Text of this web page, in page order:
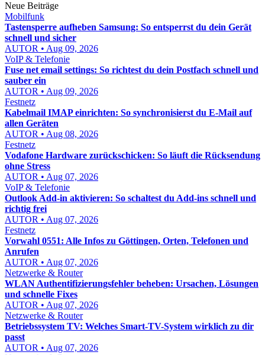
Neue Beiträge
Mobilfunk
Tastensperre aufheben Samsung: So entsperrst du dein Gerät
schnell und sicher
AUTOR • Aug 09, 2026
VoIP & Telefonie
Fuse net email settings: So richtest du dein Postfach schnell und
sauber ein
AUTOR • Aug 09, 2026
Festnetz
Kabelmail IMAP einrichten: So synchronisierst du E-Mail auf
allen Geräten
AUTOR • Aug 08, 2026
Festnetz
Vodafone Hardware zurückschicken: So läuft die Rücksendung
ohne Stress
AUTOR • Aug 07, 2026
VoIP & Telefonie
Outlook Add-in aktivieren: So schaltest du Add-ins schnell und
richtig frei
AUTOR • Aug 07, 2026
Festnetz
Vorwahl 0551: Alle Infos zu Göttingen, Orten, Telefonen und
Anrufen
AUTOR • Aug 07, 2026
Netzwerke & Router
WLAN Authentifizierungsfehler beheben: Ursachen, Lösungen
und schnelle Fixes
AUTOR • Aug 07, 2026
Netzwerke & Router
Betriebssystem TV: Welches Smart-TV-System wirklich zu dir
passt
AUTOR • Aug 07, 2026